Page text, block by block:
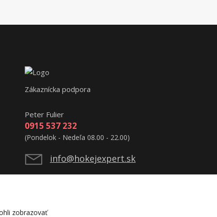
Zákaznícka podpora
Peter Fulier
0915 537 232
(Pondelok - Nedeľa 08.00 - 22.00)
info@hokejexpert.sk
zobrazovať